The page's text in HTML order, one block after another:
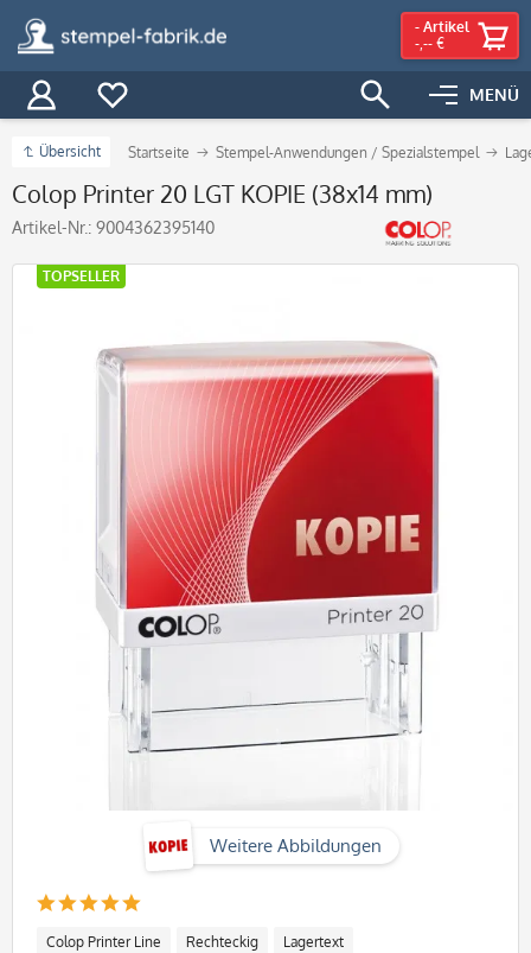
MENÜ
- Artikel
-,-- €
Übersicht Startseite Stempel-Anwendungen / Spezialstempel
Colop Printer 20 LGT KOPIE (38x14 mm)
Artikel-Nr.: 9004362395140
Weitere Abbildungen
TOPSELLER
Colop Printer Line Rechteckig Lagertext